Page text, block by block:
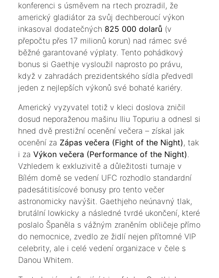
konferenci s úsměvem na rtech prozradil, že
americký gladiátor za svůj dechberoucí výkon
inkasoval dodatečných 825 000 dolarů (v
přepočtu přes 17 milionů korun) nad rámec své
běžné garantované výplaty. Tento pohádkový
bonus si Gaethje vysloužil naprosto po právu,
když v zahradách prezidentského sídla předvedl
jeden z nejlepších výkonů své bohaté kariéry.
​Americký vyzyvatel totiž v kleci doslova zničil
dosud neporaženou mašinu Iliu Topuriu a odnesl si
hned dvě prestižní ocenění večera – získal jak
ocenění za Zápas večera (Fight of the Night), tak
i zaVýkon večera (Performance of the Night).
Vzhledem k exkluzivitě a důležitosti turnaje v
Bílém domě se vedení UFC rozhodlo standardní
padesátitisícové bonusy pro tento večer
astronomicky navýšit. Gaethjeho neúnavný tlak,
brutální lowkicky a následné tvrdé ukončení, které
poslalo Španěla s vážným zraněním obličeje přímo
do nemocnice, zvedlo ze židlí nejen přítomné VIP
celebrity, ale i celé vedení organizace v čele s
Danou Whitem.